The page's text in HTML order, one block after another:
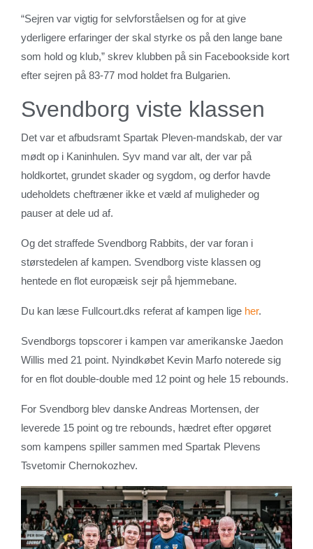
“Sejren var vigtig for selvforståelsen og for at give
yderligere erfaringer der skal styrke os på den lange bane
som hold og klub,” skrev klubben på sin Facebookside kort
efter sejren på 83-77 mod holdet fra Bulgarien.
Svendborg viste klassen
Det var et afbudsramt Spartak Pleven-mandskab, der var
mødt op i Kaninhulen. Syv mand var alt, der var på
holdkortet, grundet skader og sygdom, og derfor havde
udeholdets cheftræner ikke et væld af muligheder og
pauser at dele ud af.
Og det straffede Svendborg Rabbits, der var foran i
størstedelen af kampen. Svendborg viste klassen og
hentede en flot europæisk sejr på hjemmebane.
Du kan læse Fullcourt.dks referat af kampen lige her.
Svendborgs topscorer i kampen var amerikanske Jaedon
Willis med 21 point. Nyindkøbet Kevin Marfo noterede sig
for en flot double-double med 12 point og hele 15 rebounds.
For Svendborg blev danske Andreas Mortensen, der
leverede 15 point og tre rebounds, hædret efter opgøret
som kampens spiller sammen med Spartak Plevens
Tsvetomir Chernokozhev.